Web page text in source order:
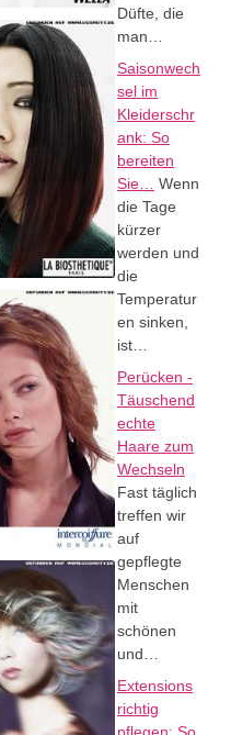
Düfte, die
man…
Saisonwech
sel im
Kleiderschr
ank: So
bereiten
Sie…
Wenn
die Tage
kürzer
werden und
die
Temperatur
en sinken,
ist…
Perücken -
Täuschend
echte
Haare zum
Wechseln
Fast täglich
treffen wir
auf
gepflegte
Menschen
mit
schönen
und…
Extensions
richtig